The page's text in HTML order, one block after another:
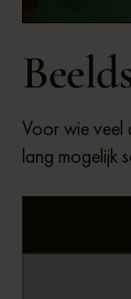
Voor wie veel
lang mogelijk